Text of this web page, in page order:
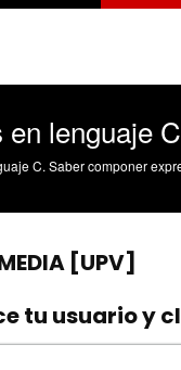
lenguaje C